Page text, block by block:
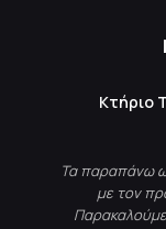
Κτήριο
Τα παραπάνω
με τον